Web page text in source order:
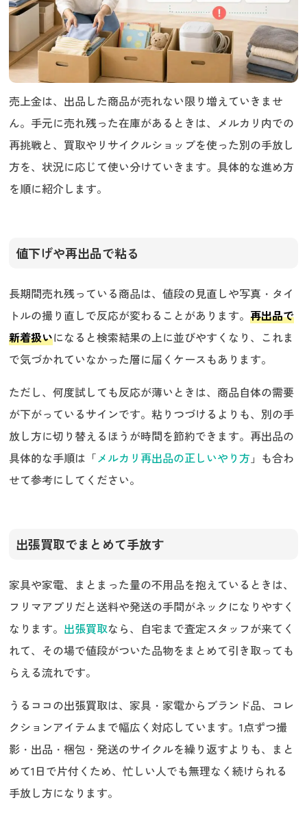
売上金は、出品した商品が売れない限り増えていきませ
ん。手元に売れ残った在庫があるときは、メルカリ内での
再挑戦と、買取やリサイクルショップを使った別の手放し
方を、状況に応じて使い分けていきます。具体的な進め方
を順に紹介します。
値下げや再出品で粘る
長期間売れ残っている商品は、値段の見直しや写真・タイ
トルの撮り直しで反応が変わることがあります。再出品で
新着扱いになると検索結果の上に並びやすくなり、これま
で気づかれていなかった層に届くケースもあります。
ただし、何度試しても反応が薄いときは、商品自体の需要
が下がっているサインです。粘りつづけるよりも、別の手
放し方に切り替えるほうが時間を節約できます。再出品の
具体的な手順は「メルカリ再出品の正しいやり方 」も合わ
せて参考にしてください。
出張買取でまとめて手放す
家具や家電、まとまった量の不用品を抱えているときは、
フリマアプリだと送料や発送の手間がネックになりやすく
なります。 出張買取なら、自宅まで査定スタッフが来てく
れて、その場で値段がついた品物をまとめて引き取っても
らえる流れです。
うるココの出張買取は、家具・家電からブランド品、コレ
クションアイテムまで幅広く対応しています。1点ずつ撮
影・出品・梱包・発送のサイクルを繰り返すよりも、まと
めて1日で片付くため、忙しい人でも無理なく続けられる
手放し方になります。